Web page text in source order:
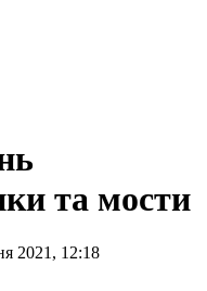
та мости
2021, 12:18